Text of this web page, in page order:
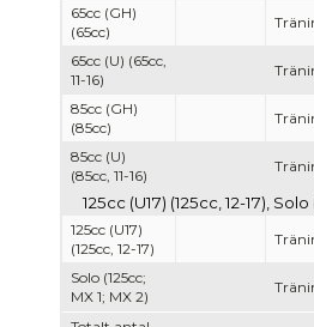
65cc (GH)
(65cc)
65cc (U) (65cc,
11-16)
85cc (GH)
(85cc)
85cc (U)
(85cc, 11-16)
125cc (U17) (125cc, 12-17),
125cc (U17)
(125cc, 12-17)
Solo (125cc;
MX 1; MX 2)